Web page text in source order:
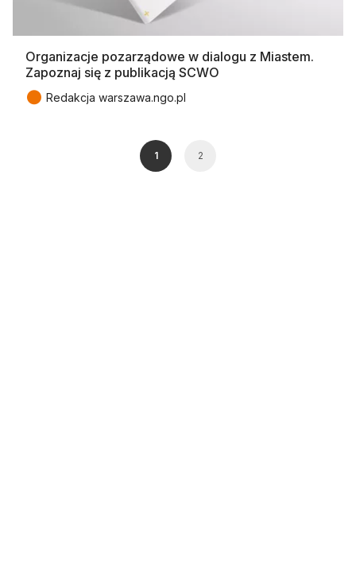
Organizacje pozarządowe w dialogu z Miastem.
Zapoznaj się z publikacją SCWO
● Redakcja warszawa.ngo.pl
1 2